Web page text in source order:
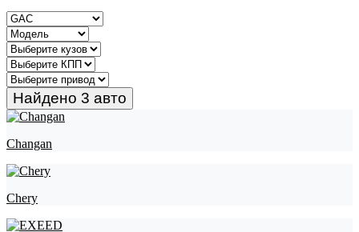
Найдено 3 авто
Changan
Chery